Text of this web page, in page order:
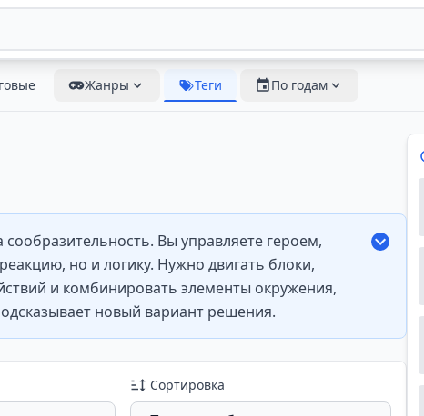
Жанры Теги По годам
Вы управляете героем,
но и логику. Нужно двигать блоки,
и комбинировать элементы окружения,
новый вариант решения.
Сортировка